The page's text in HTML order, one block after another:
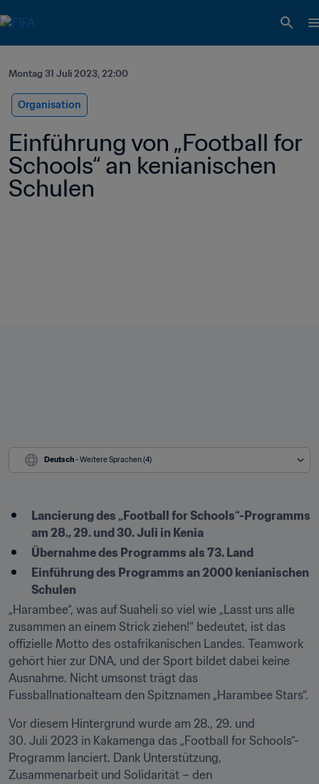
Montag 31 Juli 2023, 22:00
Organisation
Einführung von „Football for
Schools“ an kenianischen
Schulen
Deutsch - Weitere Sprachen (4)
Lancierung des „Football for Schools“-Programms
am 28., 29. und 30. Juli in Kenia
Übernahme des Programms als 73. Land
Einführung des Programms an 2000 kenianischen
Schulen
„Harambee“, was auf Suaheli so viel wie „Lasst uns alle
zusammen an einem Strick ziehen!“ bedeutet, ist das
offizielle Motto des ostafrikanischen Landes. Teamwork
gehört hier zur DNA, und der Sport bildet dabei keine
Ausnahme. Nicht umsonst trägt das
Vor diesem Hintergrund wurde am 28., 29. und
30. Juli 2023 in Kakamenga das „Football for Schools“-
Programm lanciert. Dank Unterstützung,
Zusammenarbeit und Solidarität – den